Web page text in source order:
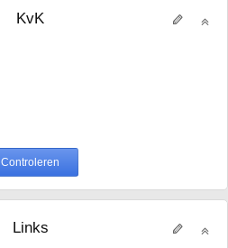
KvK
Controleren
Links